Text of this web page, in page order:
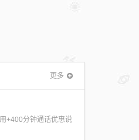
更多
+400分钟通话优惠说